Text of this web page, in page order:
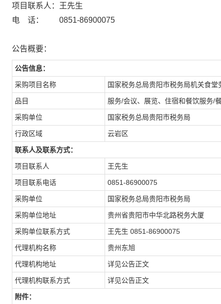
项目联系人：王先生
电 话： 0851-86900075
公告概要：
公告信息：
采购项目名称 国家税务总局贵阳市税务局机关食
品目 服务/会议、展览、住宿和餐饮服务/
采购单位 国家税务总局贵阳市税务局
行政区域 云岩区
联系人及联系方式：
项目联系人 王先生
项目联系电话 0851-86900075
采购单位 国家税务总局贵阳市税务局
采购单位地址 贵州省贵阳市中华北路税务大厦
采购单位联系方式 王先生 0851-86900075
代理机构名称 贵州东旭
代理机构地址 详见公告正文
代理机构联系方式 详见公告正文
附件：